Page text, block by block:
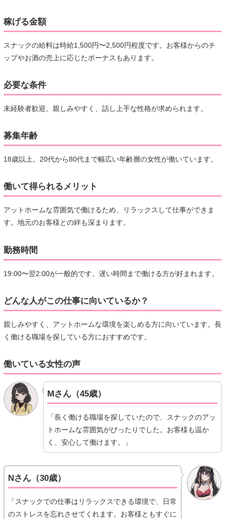
稼げる金額
スナックの給料は時給1,500円〜2,500円程度です。お客様からのチ
ップやお酒の売上に応じたボーナスもあります。
必要な条件
未経験者歓迎。親しみやすく、話し上手な性格が求められます。
募集年齢
18歳以上。20代から80代まで幅広い年齢層の女性が働いています。
働いて得られるメリット
アットホームな雰囲気で働けるため、リラックスして仕事ができま
す。地元のお客様との絆も深まります。
勤務時間
19:00〜翌2:00が一般的です。遅い時間まで働ける方が好まれます。
どんな人がこの仕事に向いているか？
親しみやすく、アットホームな環境を楽しめる方に向いています。長
く働ける職場を探している方におすすめです。
働いている女性の声
Mさん（45歳）
「長く働ける職場を探していたので、スナックのアッ
トホームな雰囲気がぴったりでした。お客様も温か
く、安心して働けます。」
Nさん（30歳）
「スナックでの仕事はリラックスできる環境で、日常
のストレスを忘れさせてくれます。お客様ともすぐに